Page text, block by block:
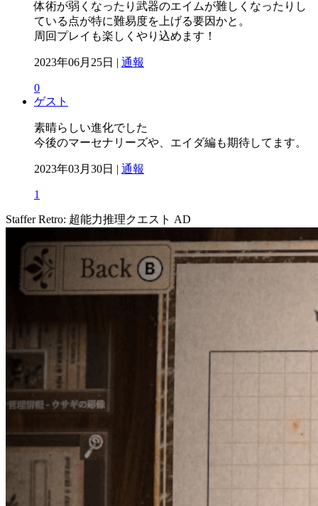
体術が弱くなったり武器のエイムが難しくなったりし
ている点が特に難易度を上げる要因かと。
周回プレイも楽しくやり込めます！
2023年06月25日 | 通報
0
ゲスト
素晴らしい進化でした
今後のマーセナリーズや、エイダ編も期待してます。
2023年03月30日 | 通報
1
Staffer Retro: 超能力推理クエスト AD